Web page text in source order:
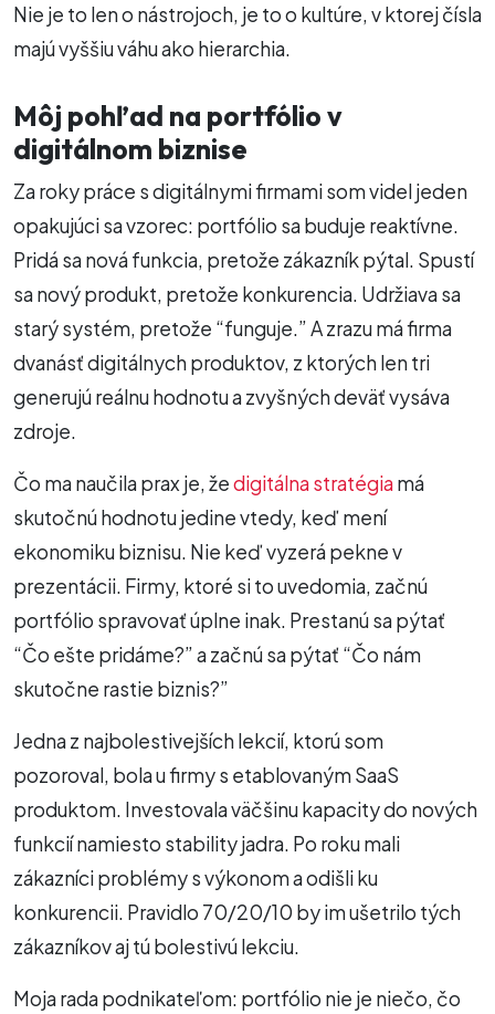
Nie je to len o nástrojoch, je to o kultúre, v ktorej čísla
majú vyššiu váhu ako hierarchia.
Môj pohľad na portfólio v
digitálnom biznise
Za roky práce s digitálnymi firmami som videl jeden
opakujúci sa vzorec: portfólio sa buduje reaktívne.
Pridá sa nová funkcia, pretože zákazník pýtal. Spustí
sa nový produkt, pretože konkurencia. Udržiava sa
starý systém, pretože “funguje.” A zrazu má firma
dvanásť digitálnych produktov, z ktorých len tri
generujú reálnu hodnotu a zvyšných deväť vysáva
zdroje.
Čo ma naučila prax je, žedigitálna stratégiamá
skutočnú hodnotu jedine vtedy, keď mení
ekonomiku biznisu. Nie keď vyzerá pekne v
prezentácii. Firmy, ktoré si to uvedomia, začnú
portfólio spravovať úplne inak. Prestanú sa pýtať
“Čo ešte pridáme?” a začnú sa pýtať “Čo nám
skutočne rastie biznis?”
Jedna z najbolestivejších lekcií, ktorú som
pozoroval, bola u firmy s etablovaným SaaS
produktom. Investovala väčšinu kapacity do nových
funkcií namiesto stability jadra. Po roku mali
zákazníci problémy s výkonom a odišli ku
konkurencii. Pravidlo 70/20/10 by im ušetrilo tých
zákazníkov aj tú bolestivú lekciu.
Moja rada podnikateľom: portfólio nie je niečo, čo